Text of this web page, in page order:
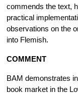
commends the text,
practical
observations on the
into Flemish.
COMMENT
BAM demonstrates
book market in the